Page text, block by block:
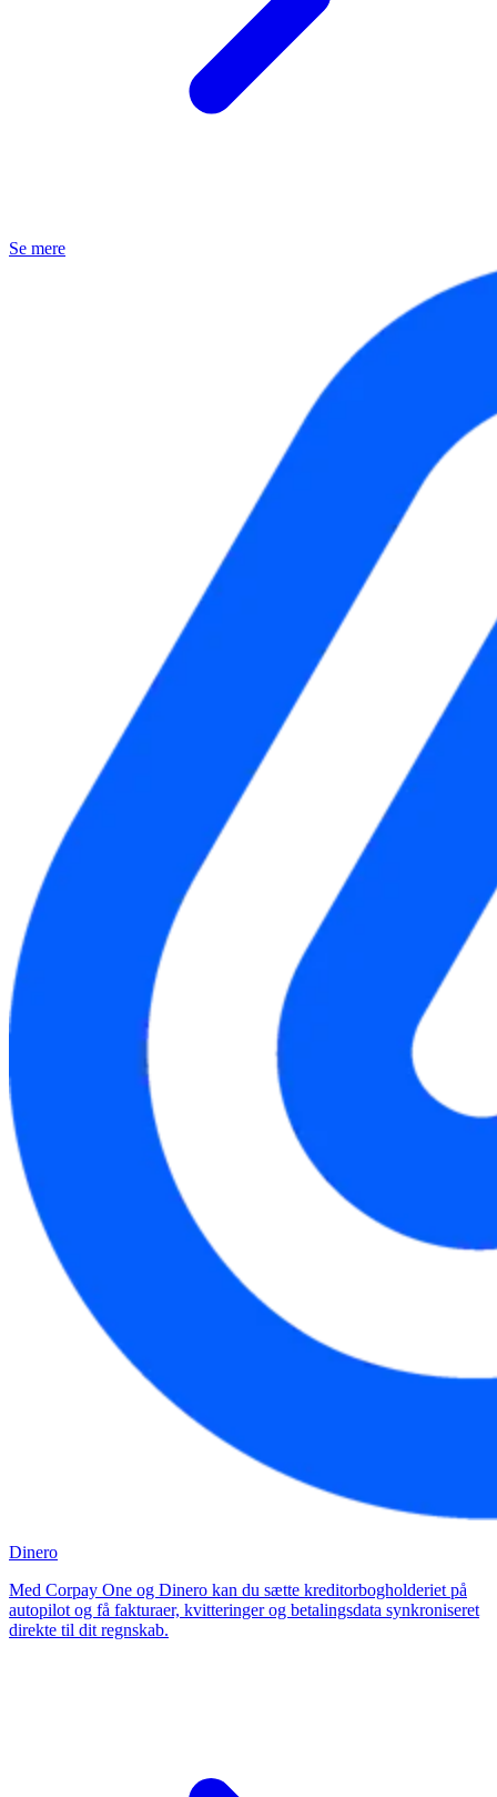
Se mere
Dinero
Med Corpay One og Dinero kan du sætte kreditorbogholderiet på
autopilot og få fakturaer, kvitteringer og betalingsdata synkroniseret
direkte til dit regnskab.